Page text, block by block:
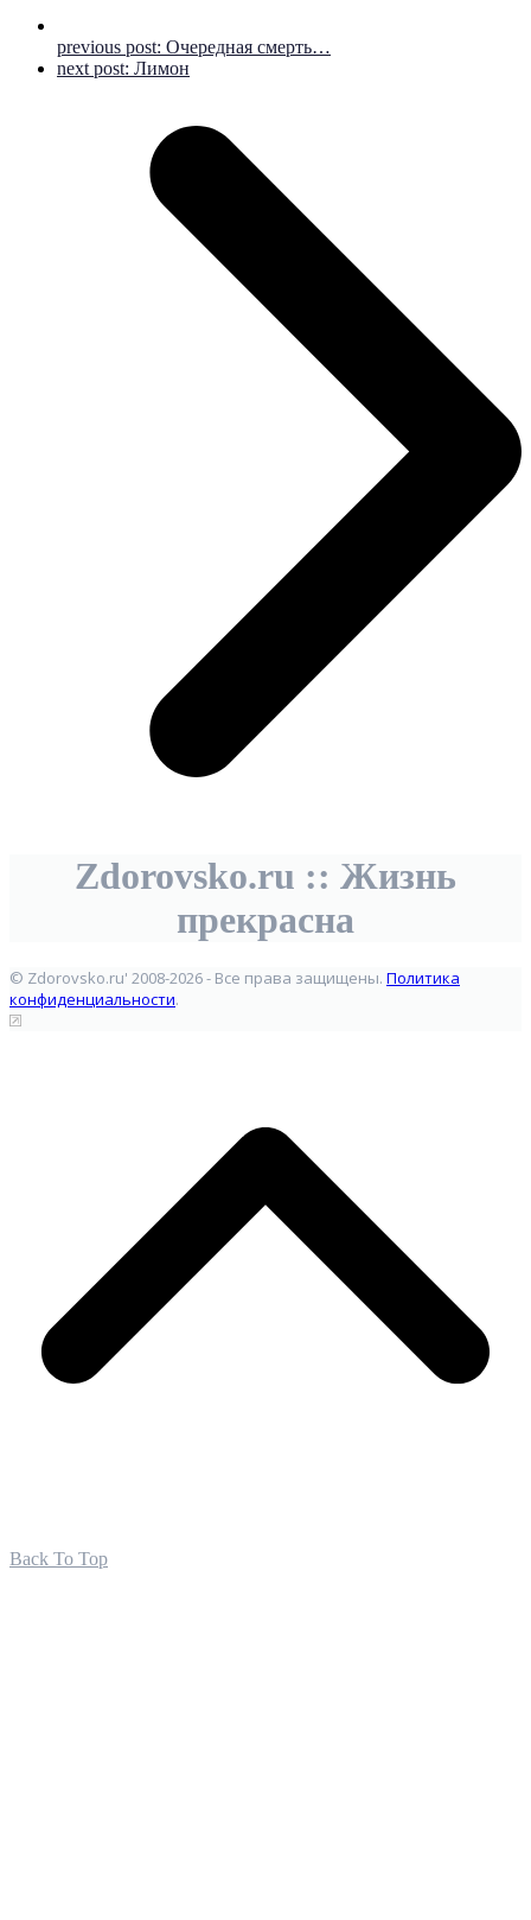
previous post: Очередная смерть…
next post: Лимон
Zdorovsko.ru :: Жизнь
прекрасна
© Zdorovsko.ru' 2008-2026 - Все права защищены. Политика
конфиденциальности.
Back To Top